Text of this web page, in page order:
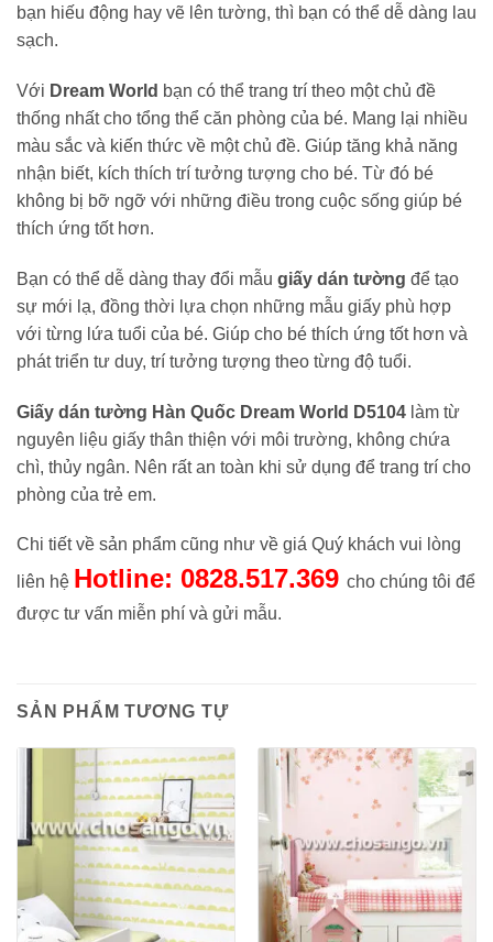
bạn hiếu động hay vẽ lên tường, thì bạn có thể dễ dàng lau
sạch.
Với Dream World bạn có thể trang trí theo một chủ đề
thống nhất cho tổng thể căn phòng của bé. Mang lại nhiều
màu sắc và kiến thức về một chủ đề. Giúp tăng khả năng
nhận biết, kích thích trí tưởng tượng cho bé. Từ đó bé
không bị bỡ ngỡ với những điều trong cuộc sống giúp bé
thích ứng tốt hơn.
Bạn có thể dễ dàng thay đổi mẫu giấy dán tường để tạo
sự mới lạ, đồng thời lựa chọn những mẫu giấy phù hợp
với từng lứa tuổi của bé. Giúp cho bé thích ứng tốt hơn và
phát triển tư duy, trí tưởng tượng theo từng độ tuổi.
Giấy dán tường Hàn Quốc Dream World D5104 làm từ
nguyên liệu giấy thân thiện với môi trường, không chứa
chì, thủy ngân. Nên rất an toàn khi sử dụng để trang trí cho
phòng của trẻ em.
Chi tiết về sản phẩm cũng như về giá Quý khách vui lòng
liên hệ Hotline: 0828.517.369 cho chúng tôi để
được tư vấn miễn phí và gửi mẫu.
SẢN PHẨM TƯƠNG TỰ